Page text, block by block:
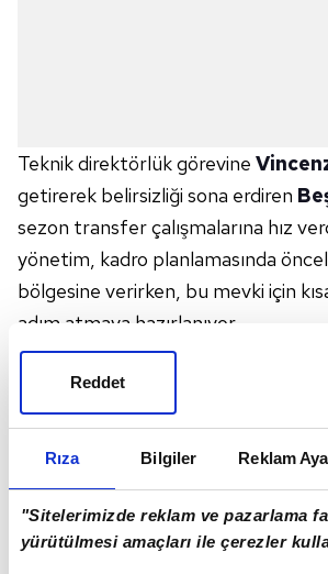
Rıza Bilgiler Reklam
"Sitelerimizde reklam ve pazarlama
yürütülmesi amaçları ile çerezler
Reddet
Teknik direktörlük görevine
getirerek belirsizliği sona erdiren
sezon transfer çalışmalarına hız
yönetim, kadro planlamasında
bölgesine verirken, bu mevki için
adım atmaya hazırlanıyor.
Takvim yer verdiği haberde; edinilen
Beşiktaş, İngiltere
forma giyenLeandro Trossard
hazırlığında.Siyah-Beyazlılar'ın,
Londra ekibiyle masaya oturarak
detaylarını görüşeceği öğrenildi.
31 yaşındaki Belçikalı kanat